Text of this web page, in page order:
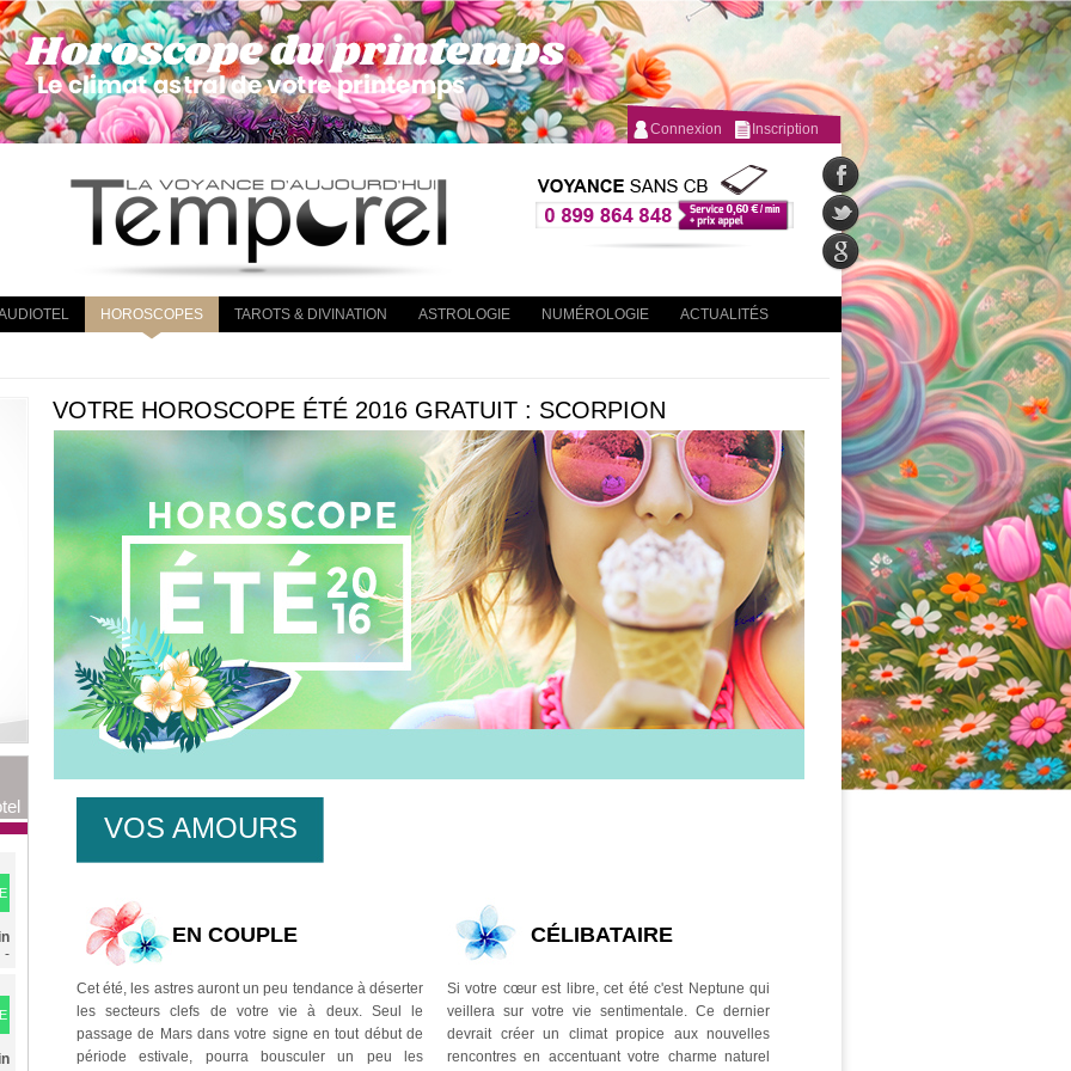
Connexion Inscription
HOROSCOPES TAROTS & DIVINATION ASTROLOGIE NUMÉROLOGIE ACTUALITÉS
-
VOTRE HOROSCOPE ÉTÉ 2016 GRATUIT : SCORPION
VOS AMOURS
EN COUPLE
Cet été, les astres auront un peu tendance à déserter
les secteurs clefs de votre vie à deux. Seul le
passage de Mars dans votre signe en tout début de
période estivale, pourra bousculer un peu les
CÉLIBATAIRE
Si votre cœur est libre, cet été c'est Neptune qui
veillera sur votre vie sentimentale. Ce dernier
devrait créer un climat propice aux nouvelles
rencontres en accentuant votre charme naturel